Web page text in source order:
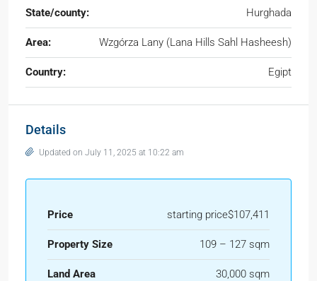
State/county: Hurghada
Area: Wzgórza Lany (Lana Hills Sahl Hasheesh)
Country: Egipt
Details
Updated on July 11, 2025 at 10:22 am
Price starting price$107,411
Property Size 109 – 127 sqm
Land Area 30,000 sqm